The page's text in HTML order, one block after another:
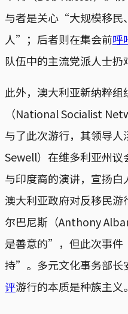
与者是关心“大规模移民
人”；后者则在集会前呼
队伍中的主流党派人士
此外，澳大利亚新纳粹
（National Socialist
与了此次游行，其领导
Sewell）在维多利亚州
与印度裔的演讲，宣扬白
澳大利亚政府对反移民
尔巴尼斯（Anthony
是善意的”，但此次事
持”。多元文化事务部长
评游行的本质是种族主义。